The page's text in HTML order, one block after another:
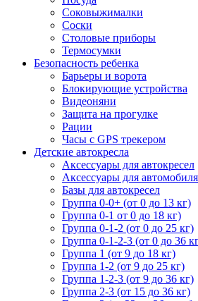
Соковыжималки
Соски
Столовые приборы
Термосумки
Безопасность ребенка
Барьеры и ворота
Блокирующие устройства
Видеоняни
Защита на прогулке
Рации
Часы с GPS трекером
Детские автокресла
Аксессуары для автокресел
Аксессуары для автомобиля
Базы для автокресел
Группа 0-0+ (от 0 до 13 кг)
Группа 0-1 от 0 до 18 кг)
Группа 0-1-2 (от 0 до 25 кг)
Группа 0-1-2-3 (от 0 до 36
Группа 1 (от 9 до 18 кг)
Группа 1-2 (от 9 до 25 кг)
Группа 1-2-3 (от 9 до 36 кг)
Группа 2-3 (от 15 до 36 кг)